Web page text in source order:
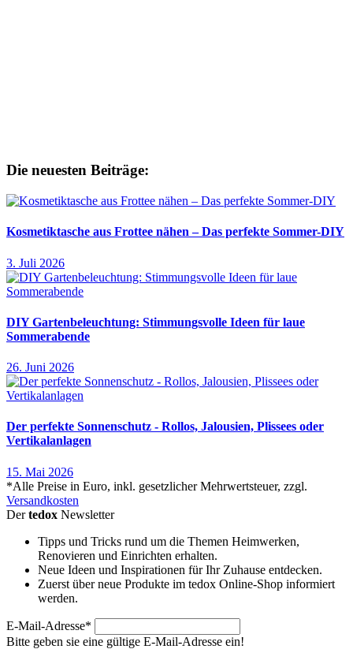
Die neuesten Beiträge:
Kosmetiktasche aus Frottee nähen – Das perfekte Sommer-DIY
3. Juli 2026
DIY Gartenbeleuchtung: Stimmungsvolle Ideen für laue
Sommerabende
26. Juni 2026
Der perfekte Sonnenschutz - Rollos, Jalousien, Plissees oder
Vertikalanlagen
15. Mai 2026
*Alle Preise in Euro, inkl. gesetzlicher Mehrwertsteuer, zzgl.
Versandkosten
Dertedox Newsletter
Tipps und Tricks rund um die Themen Heimwerken,
Renovieren und Einrichten erhalten.
Neue Ideen und Inspirationen für Ihr Zuhause entdecken.
Zuerst über neue Produkte im tedox Online-Shop informiert
werden.
E-Mail-Adresse*
Bitte geben sie eine gültige E-Mail-Adresse ein!